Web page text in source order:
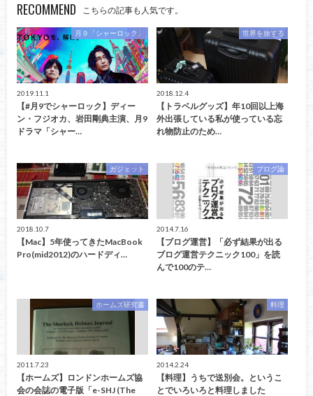
RECOMMEND こちらの記事も人気です。
月９「シャーロック」
2019.11.1
【#月9でシャーロック】ディー
ン・フジオカ、岩田剛典主演、月9
ドラマ「シャー…
世界を旅する
2018.12.4
【トラベルグッズ】年10回以上海
外出張している私が使っている忘
れ物防止のため…
ガジェット
2018.10.7
【Mac】5年使ってきたMacBook
Pro(mid2012)のハードディ…
ブログ論
2014.7.16
【ブログ運営】「必ず結果が出る
ブログ運営テクニック100」を読
んで100のテ…
ホームズ研究書
2011.7.23
【ホームズ】ロンドンホームズ協
会の会誌の電子版「e-SHJ (The
料理
2014.2.24
【料理】うちで送別会。というこ
とでいろいろと料理しました